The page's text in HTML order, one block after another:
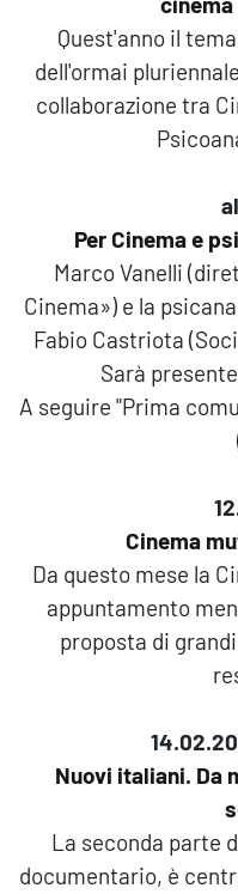
Quest'anno il
dell'ormai
collaborazione tra
Per Cinema e
Marco Vanelli
Cinema») e la
Fabio Castriota
Sarà
A seguire "Prima
Cinema
Da questo mese la
appuntamento
proposta di
Nuovi italiani. Da
La seconda parte
documentario, è